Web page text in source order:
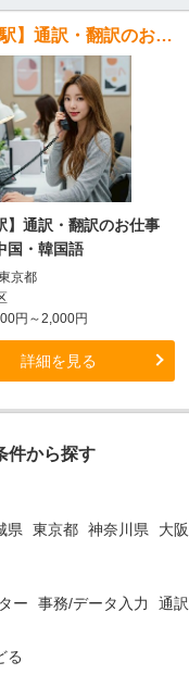
【田町駅】通訳・翻訳のお仕事 日本・中国・韓国語
】通訳・翻訳のお仕事
国・韓国語
京都
円～2,000円
詳細を見る
件から探す
県 東京都 神奈川県 大
ー
事務/データ入力 通
る